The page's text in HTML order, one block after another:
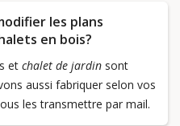
les plans
en bois?
et chalet de jardinsont
aussi fabriquer selon vos
les transmettre par mail.